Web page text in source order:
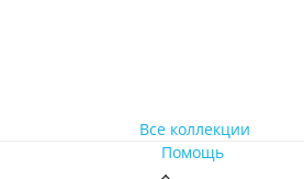
Все коллекции
Помощь